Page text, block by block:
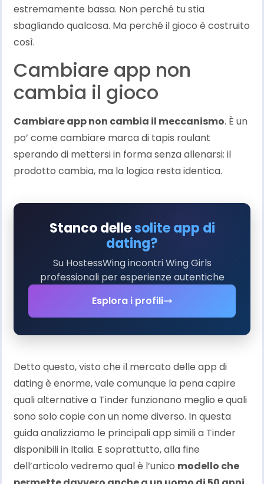
estremamente bassa. Non perché tu stia
sbagliando qualcosa. Ma perché il gioco è costruito
così.
Cambiare app non
cambia il gioco
Cambiare app non cambia il meccanismo. È un
po’ come cambiare marca di tapis roulant
sperando di mettersi in forma senza allenarsi: il
prodotto cambia, ma la logica resta identica.
Stanco dellesolite app di
dating?
Su HostessWing incontri Wing Girls
professionali per esperienze autentiche
Esplora i profili
Detto questo, visto che il mercato delle app di
dating è enorme, vale comunque la pena capire
quali alternative a Tinder funzionano meglio e quali
sono solo copie con un nome diverso. In questa
guida analizziamo le principali app simili a Tinder
disponibili in Italia. E soprattutto, alla fine
dell’articolo vedremo qual è l’unico modello che